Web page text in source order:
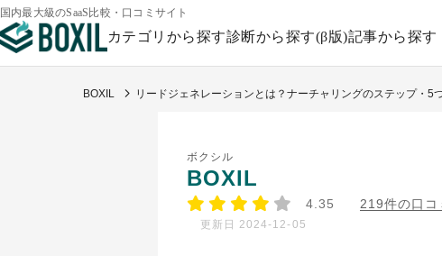
国内最大級のSaaS比較・口コミサイト
カテゴリから探す診断から探す(β版)記事から探す
BOXIL リードジェネレーションとは？ナーチャリングのステップ・5
ボクシル
BOXIL
4.35 219件の口コ
更新日 2024-12-05